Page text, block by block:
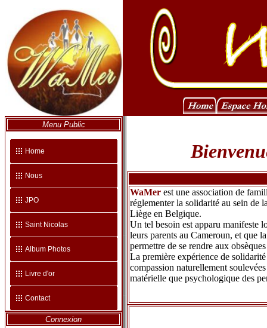
WaMer est une association de
réglementer la solidarité au sein de
Liège en Belgique.
Un tel besoin est apparu manifeste
leurs parents au Cameroun, et que
permettre de se rendre aux
La première expérience de
compassion naturellement
matérielle que psychologique des
Menu Public
Home
Nous
JPO
Saint Nicolas
Album Photos
Livre d'or
Contact
Connexion